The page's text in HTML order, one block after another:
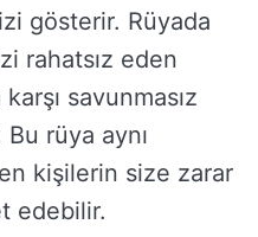
gösterir. Rüyada
rahatsız eden
savunmasız
rüya aynı
kişilerin size zarar
edebilir.